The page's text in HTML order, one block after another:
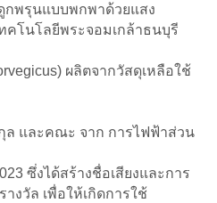
ดูกพรุนแบบพกพาด้วยแสง
คโนโลยีพระจอมเกล้าธนบุรี
ผลิตจากวัสดุเหลือใช้
กุล และคณะ จาก การไฟฟ้าส่วน
ซึ่งได้สร้างชื่อเสียงและการ
งวัล เพื่อให้เกิดการใช้